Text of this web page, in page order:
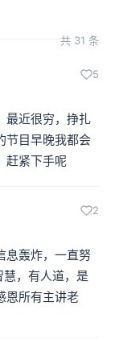
共 31 条
5
最近很穷，挣扎
节目早晚我都会
赶紧下手呢
2
息轰炸，一直努
，有人道，是
恩所有主讲老